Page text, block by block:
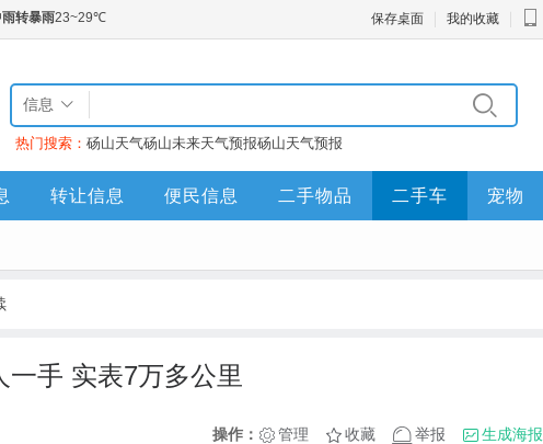
保存桌面 我的收藏
信息
热门搜索： 砀山天气砀山未来天气预报砀山天气预报
转让信息 便民信息 二手物品 二手车 宠物
手 实表7万多公里
操作： 管理 收藏 举报 生成海报